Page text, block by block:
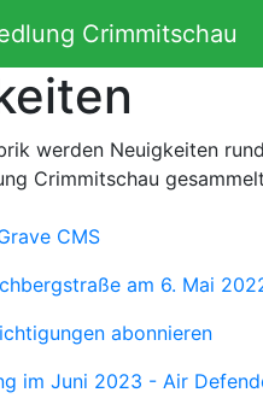
Crimmitschau
CMS
am 6. Mai
abonnieren
im Juni 2023 - Air
werden Neuigkeiten
Crimmitschau